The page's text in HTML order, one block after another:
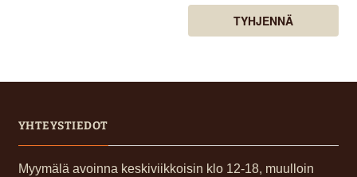
TYHJENNÄ
YHTEYSTIEDOT
Myymälä avoinna keskiviikkoisin klo 12-18, muulloin